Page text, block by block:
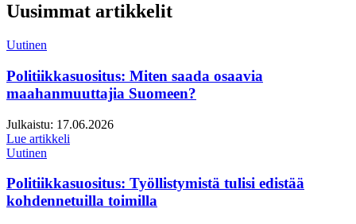
Uusimmat artikkelit
Uutinen
Politiikkasuositus: Miten saada osaavia
maahanmuuttajia Suomeen?
Julkaistu: 17.06.2026
Lue artikkeli
Uutinen
Politiikkasuositus: Työllistymistä tulisi edistää
kohdennetuilla toimilla